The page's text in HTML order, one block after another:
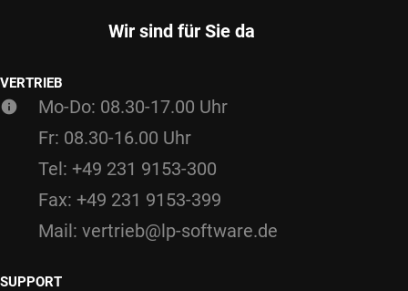
Wir sind für Sie da
VERTRIEB
Mo-Do: 08.30-17.00 Uhr
Fr: 08.30-16.00 Uhr
Tel: +49 231 9153-300
Fax: +49 231 9153-399
Mail: vertrieb@lp-software.de
SUPPORT